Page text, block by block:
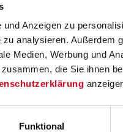
Anzeigen zu
analysieren. Außerdem
Medien, Werbung und
die Sie ihnen
Funktional